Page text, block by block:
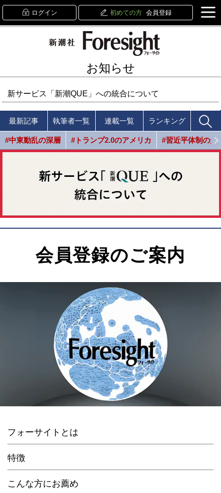
ログイン 初めての方 会員登録
お知らせ
新サービス「新潮QUE」への統合について
最新記事 執筆者一覧 連載一覧 ランキング
#中東動乱の深層 #トランプ2.0のアメリカ #習近平体制の光
会員登録のご案内
フォーサイトとは
特徴
こんな方にお薦め